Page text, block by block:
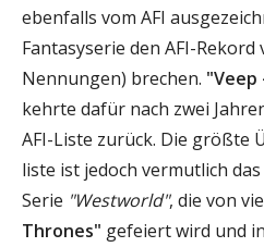
ebenfalls vom AFI
Fantasyserie den AFI-Rekord
Nennungen) brechen. "Veep
kehrte dafür nach zwei
AFI-Liste zurück. Die größte
liste ist jedoch vermutlich
Serie "Westworld", die von
Thrones" gefeiert wird und